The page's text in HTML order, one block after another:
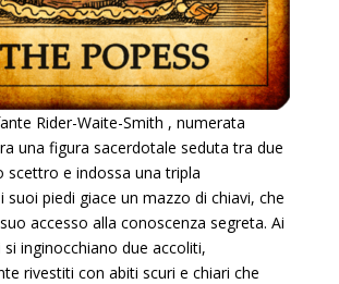
Rider-Waite-Smith , numerata
una figura sacerdotale seduta tra due
scettro e indossa una tripla
suoi piedi giace un mazzo di chiavi, che
accesso alla conoscenza segreta. Ai
si inginocchiano due accoliti,
rivestiti con abiti scuri e chiari che